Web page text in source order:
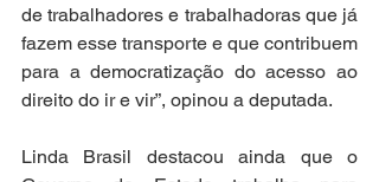
de trabalhadores e trabalhadoras que já
fazem esse transporte e que contribuem
para a democratização do acesso ao
direito do ir e vir”, opinou a deputada.
Linda Brasil destacou ainda que o